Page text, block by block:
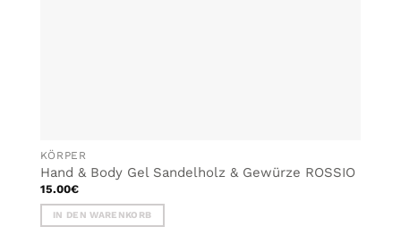
KÖRPER
Hand & Body Gel Sandelholz & Gewürze ROSSIO
15.00€
IN DEN WARENKORB